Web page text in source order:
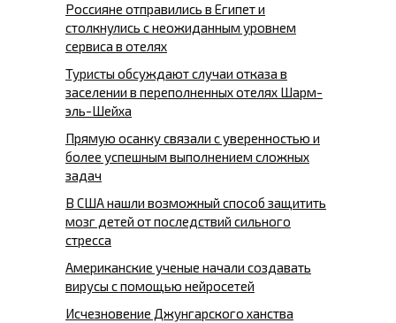
Россияне отправились в Египет и
столкнулись с неожиданным уровнем
сервиса в отелях
Туристы обсуждают случаи отказа в
заселении в переполненных отелях Шарм-
эль-Шейха
Прямую осанку связали с уверенностью и
более успешным выполнением сложных
задач
В США нашли возможный способ защитить
мозг детей от последствий сильного
стресса
Американские ученые начали создавать
вирусы с помощью нейросетей
Исчезновение Джунгарского ханства